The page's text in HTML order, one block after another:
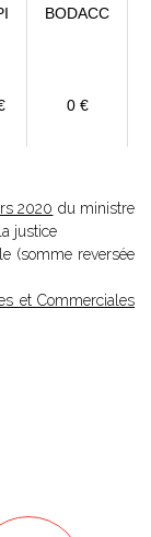
BODACC
0 €
2020 du ministre
justice
(somme reversée
et Commerciales